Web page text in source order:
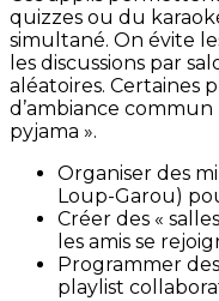
quizzes ou du
simultané. On évite
les discussions par
aléatoires. Certaines
d’ambiance
pyjama ».
Organiser des
Loup-Garou)
Créer des «
les amis se
Programmer
playlist